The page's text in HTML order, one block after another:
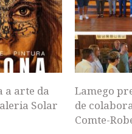
a arte da
Solar
Lamego
de
Comte-